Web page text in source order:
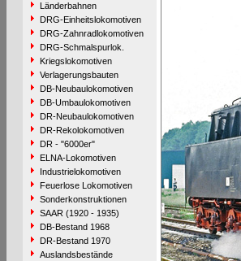
Länderbahnen
DRG-Einheitslokomotiven
DRG-Zahnradlokomotiven
DRG-Schmalspurlok.
Kriegslokomotiven
Verlagerungsbauten
DB-Neubaulokomotiven
DB-Umbaulokomotiven
DR-Neubaulokomotiven
DR-Rekolokomotiven
DR - "6000er"
ELNA-Lokomotiven
Industrielokomotiven
Feuerlose Lokomotiven
Sonderkonstruktionen
SAAR (1920 - 1935)
DB-Bestand 1968
DR-Bestand 1970
Auslandsbestände